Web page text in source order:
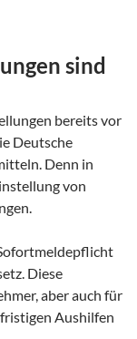
sind
bereits vor
Deutsche
Denn in
von
Diese
aber auch für
Aushilfen